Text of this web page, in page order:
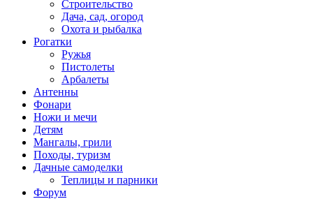
Строительство
Дача, сад, огород
Охота и рыбалка
Рогатки
Ружья
Пистолеты
Арбалеты
Антенны
Фонари
Ножи и мечи
Детям
Мангалы, грили
Походы, туризм
Дачные самоделки
Теплицы и парники
Форум